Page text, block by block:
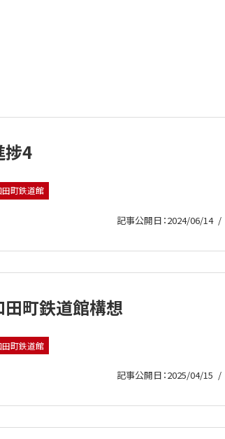
捗4
田町鉄道館
記事公開日：2024/06/14
田町鉄道館構想
田町鉄道館
記事公開日：2025/04/15